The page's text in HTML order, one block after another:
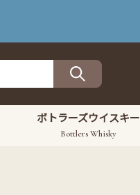
ボトラーズウイスキー
Bottlers Whisky